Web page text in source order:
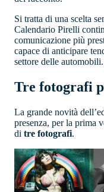
Si tratta di una scelta
Calendario Pirelli
comunicazione più
capace di anticipare
settore delle automobili.
Tre fotografi
La grande novità
presenza, per la prima
di tre fotografi.